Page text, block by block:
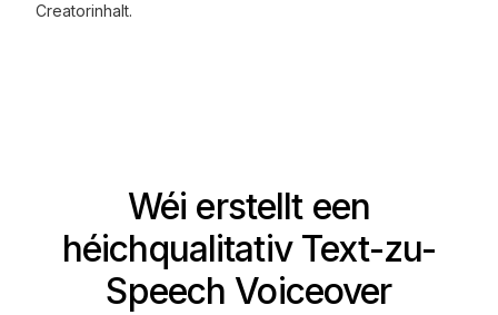
Creatorinhalt.
Wéi erstellt een
héichqualitativ Text-zu-
Speech Voiceover